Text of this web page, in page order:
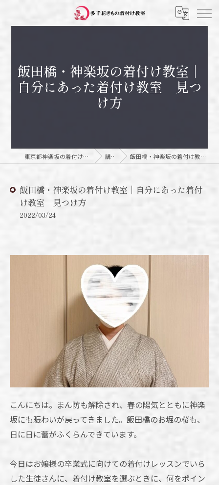
飯田橋・神楽坂の着付け教室｜
自分にあった着付け教室 見つ
け方
東京都神楽坂の着付け教室なら多千花きもの着付け教室 講師日記 飯田橋・神楽坂の着付け教室｜自分にあった着付け教室 見つけ方
飯田橋・神楽坂の着付け教室｜自分にあった着付
け教室 見つけ方
2022/03/24
こんにちは。まん防も解除され、春の陽気とともに神楽
坂にも賑わいが戻ってきました。飯田橋のお堀の桜も、
日に日に蕾がふくらんできています。
今日はお嬢様の卒業式に向けての着付けレッスンでいら
した生徒さんに、着付け教室を選ぶときに、何をポイン